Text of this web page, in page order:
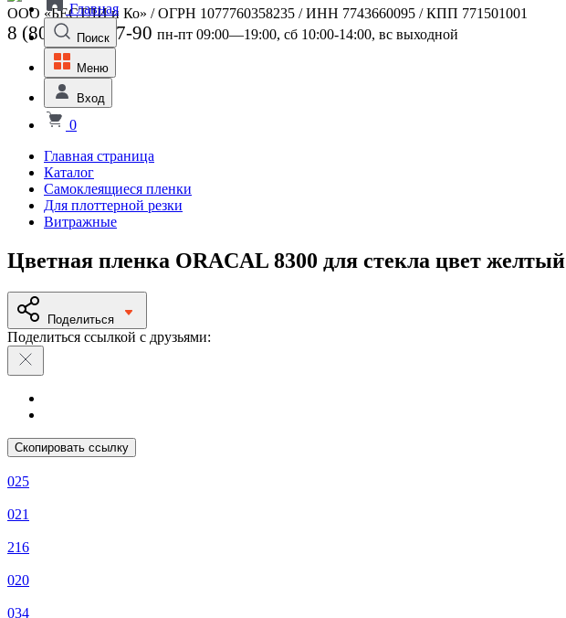
ООО «БЕСТЛИ и Ко» / ОГРН 1077760358235 / ИНН 7743660095 / КПП 771501001
8 (800) 301-07-90 пн-пт 09:00—19:00, сб 10:00-14:00, вс выходной
Главная
Поиск
Меню
Вход
0
Главная страница
Каталог
Самоклеящиеся пленки
Для плоттерной резки
Витражные
Цветная пленка ORACAL 8300 для стекла цвет желтый
Поделиться
Поделиться ссылкой с друзьями:
Скопировать ссылку
025
021
216
020
034